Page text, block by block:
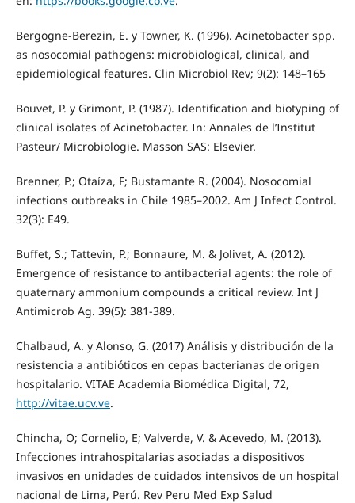
Bergogne-Berezin, E. y Towner, K. (1996). Acinetobacter spp.
as nosocomial pathogens: microbiological, clinical, and
epidemiological features. Clin Microbiol Rev; 9(2): 148–165
Bouvet, P. y Grimont, P. (1987). Identification and biotyping of
clinical isolates of Acinetobacter. In: Annales de l’Institut
Pasteur/ Microbiologie. Masson SAS: Elsevier.
Brenner, P.; Otaíza, F; Bustamante R. (2004). Nosocomial
infections outbreaks in Chile 1985–2002. Am J Infect Control.
32(3): E49.
Buffet, S.; Tattevin, P.; Bonnaure, M. & Jolivet, A. (2012).
Emergence of resistance to antibacterial agents: the role of
quaternary ammonium compounds a critical review. Int J
Antimicrob Ag. 39(5): 381-389.
Chalbaud, A. y Alonso, G. (2017) Análisis y distribución de la
resistencia a antibióticos en cepas bacterianas de origen
hospitalario. VITAE Academia Biomédica Digital, 72,
http://vitae.ucv.ve.
Chincha, O; Cornelio, E; Valverde, V. & Acevedo, M. (2013).
Infecciones intrahospitalarias asociadas a dispositivos
invasivos en unidades de cuidados intensivos de un hospital
nacional de Lima, Perú. Rev Peru Med Exp Salud